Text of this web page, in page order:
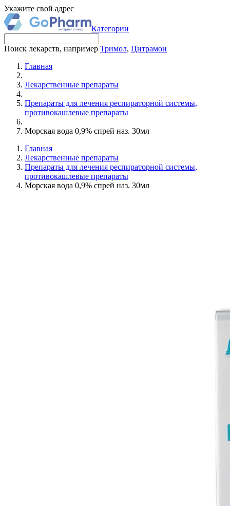
Укажите свой адрес
Категории
Поиск лекарств, например Тримол, Цитрамон
Главная
Лекарственные препараты
Препараты для лечения респираторной системы,
противокашлевые препараты
Морская вода 0,9% спрей наз. 30мл
Главная
Лекарственные препараты
Препараты для лечения респираторной системы,
противокашлевые препараты
Морская вода 0,9% спрей наз. 30мл